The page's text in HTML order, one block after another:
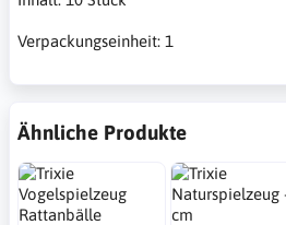
Verpackungseinheit: 1
Ähnliche Produkte